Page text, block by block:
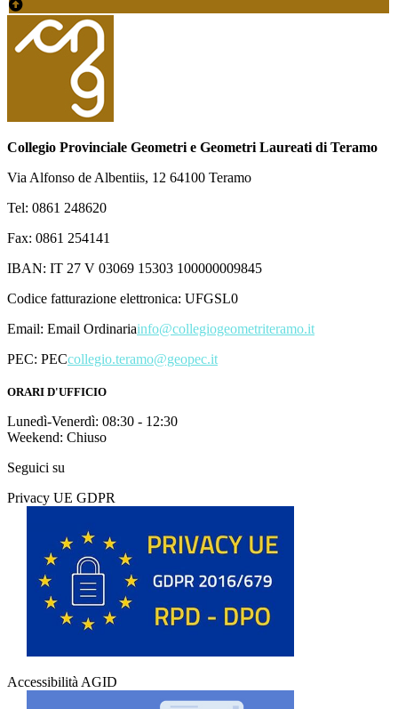
Collegio Provinciale Geometri e Geometri Laureati di Teramo
Via Alfonso de Albentiis, 12 64100 Teramo
Tel: 0861 248620
Fax: 0861 254141
IBAN: IT 27 V 03069 15303 100000009845
Codice fatturazione elettronica: UFGSL0
Email: Email Ordinariainfo@collegiogeometriteramo.it
PEC: PECcollegio.teramo@geopec.it
ORARI D'UFFICIO
Lunedì-Venerdì: 08:30 - 12:30
Weekend: Chiuso
Seguici su
Privacy UE GDPR
Accessibilità AGID